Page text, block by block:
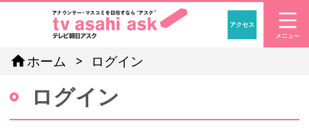
「アナウ
アクセス
homeホーム ログイン
ログイン